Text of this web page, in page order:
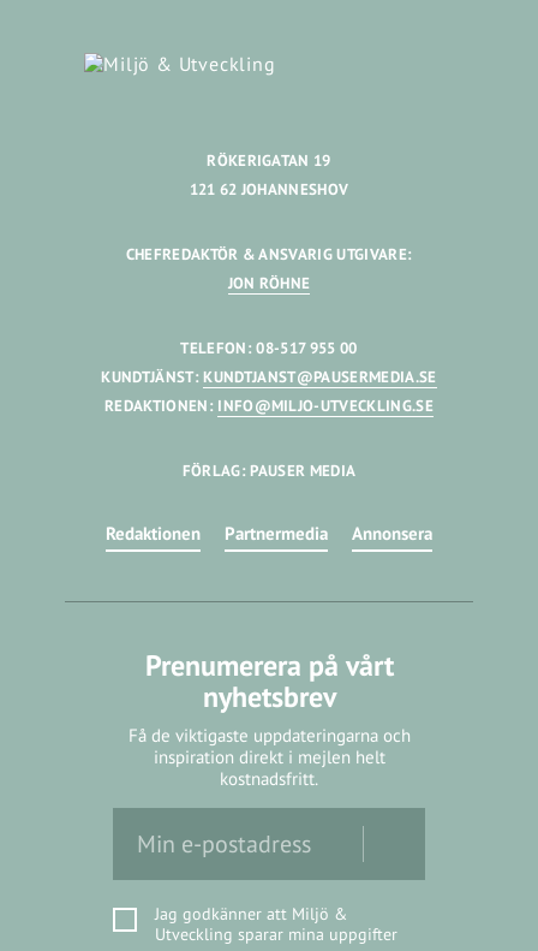
RÖKERIGATAN 19
121 62 JOHANNESHOV
CHEFREDAKTÖR & ANSVARIG UTGIVARE:
JON RÖHNE
TELEFON: 08-517 955 00
KUNDTJÄNST: KUNDTJANST@PAUSERMEDIA.SE
REDAKTIONEN: INFO@MILJO-UTVECKLING.SE
FÖRLAG: PAUSER MEDIA
Redaktionen Partnermedia Annonsera
Prenumerera på vårt
nyhetsbrev
Få de viktigaste uppdateringarna och
inspiration direkt i mejlen helt
kostnadsfritt.
Jag godkänner att Miljö &
Utveckling sparar mina uppgifter